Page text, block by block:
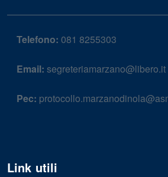
Telefono: 081 8255303
Email: segreteriamarzano@libero.it
Pec:
Link utili